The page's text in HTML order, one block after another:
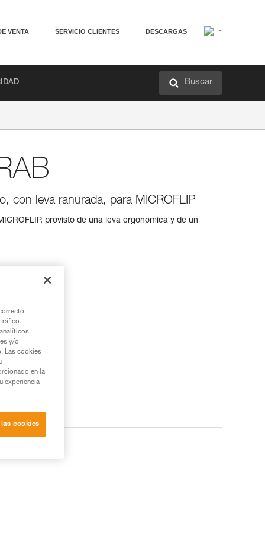
VENTA SERVICIO CLIENTES DESCARGAS
Buscar
con leva ranurada, para MICROFLIP
provisto de una leva ergonómica y de un
y/o
Las cookies
en la
experiencia
cookies